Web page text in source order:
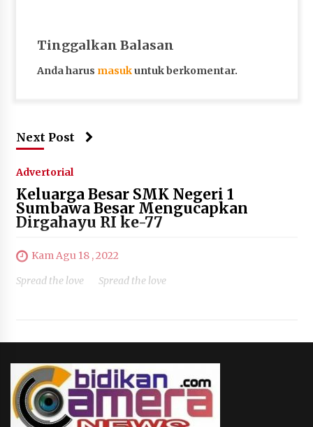
Tinggalkan Balasan
Anda harus masukuntuk berkomentar.
Next Post
Advertorial
Keluarga Besar SMK Negeri 1
Sumbawa Besar Mengucapkan
Dirgahayu RI ke-77
Kam Agu 18 , 2022
Spread the love Spread the love